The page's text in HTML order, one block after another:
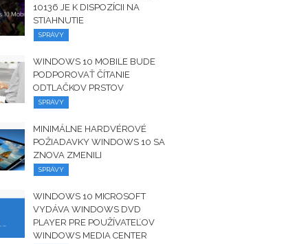
10136 JE K DISPOZÍCII NA
STIAHNUTIE
SPRÁVY
WINDOWS 10 MOBILE BUDE
PODPOROVAŤ ČÍTANIE
ODTLAČKOV PRSTOV
SPRÁVY
MINIMÁLNE HARDVÉROVÉ ​​
POŽIADAVKY WINDOWS 10 SA
ZNOVA ZMENILI
SPRÁVY
WINDOWS 10 MICROSOFT
VYDÁVA WINDOWS DVD
PLAYER PRE POUŽÍVATEĽOV
WINDOWS MEDIA CENTER